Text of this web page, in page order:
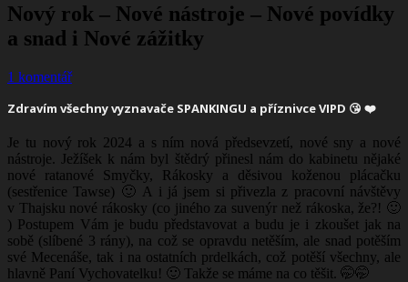
Nový rok – Nové nástroje – Nové povídky
a snad i Nové zážitky
1 komentář
Zdravím všechny vyznavače SPANKINGU a příznivce VIPD 😘 ❤️
Je tu nový rok 2024 a s ním nová předsevzetí, nové sny a nové
nástroje. Ježíšek k nám byl štědrý přinesl nám do kabinetu nějaké
nové ratanové Smyčky, Rákosky a děsivou koženou plácačku
(sestřenice Tawse) 🙂 A i já jsem si přivezla z pracovní návštěvy
v Thajsku nové rákosky (co jiného za suvenýr než rákoska, že?! 🙂
) Postupem Vám je budu představovat a budu je i zkoušet jak na
sobě (slíbené 3 rány), na což se opravdu netěším, ale snad potěším
své Mecenáše, tak i na ostatních prdelkách, což potěší všechny, ale
hlavně Paní Vychovatelku! 🙂 Takže se máme na co těšit. 🤭🤭